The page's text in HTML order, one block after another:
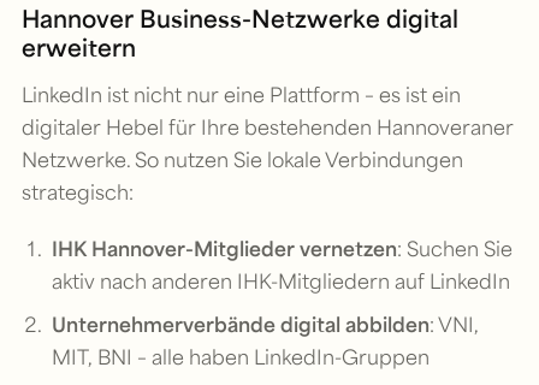
Hannover Business-Netzwerke digital
erweitern
LinkedIn ist nicht nur eine Plattform – es ist ein
digitaler Hebel für Ihre bestehenden Hannoveraner
Netzwerke. So nutzen Sie lokale Verbindungen
strategisch:
IHK Hannover-Mitglieder vernetzen: Suchen Sie
aktiv nach anderen IHK-Mitgliedern auf LinkedIn
Unternehmerverbände digital abbilden: VNI,
MIT, BNI – alle haben LinkedIn-Gruppen